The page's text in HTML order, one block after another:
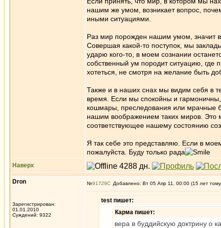
нашим же умом, возникает вопрос,
иными ситуациями.
Раз мир порожден нашим умом, значит
Совершая какой-то поступок, мы
ударю кого-то, в моем сознании
собственный ум породит ситуацию, где
хотеться, не смотря на желание быть
Также и в наших снах мы видим себя в
время. Если мы спокойны и
кошмары, преследования или мрачные
нашим воображением таких миров. Это
соответствующее нашему состоянию
Я так себе это представляю. Если в
пожалуйста. Буду только рада
Наверх
Dron
Зарегистрирован:
01.01.2010
Суждений: 9322
№91729 Добавлено: Вт 05 Апр 11, 00:00 (15 лет
test пишет:
Карма пишет:
вера в буддийскую доктрину о